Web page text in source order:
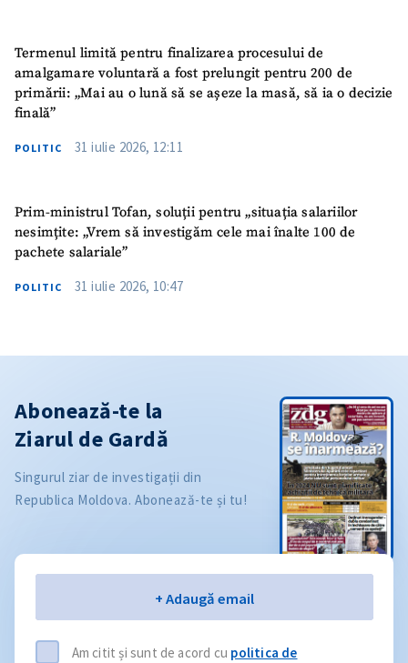
Termenul limită pentru finalizarea procesului de
amalgamare voluntară a fost prelungit pentru 200 de
primării: „Mai au o lună să se așeze la masă, să ia o decizie
finală”
POLITIC 31 iulie 2026, 12:11
Prim-ministrul Tofan, soluții pentru „situația salariilor
nesimțite: „Vrem să investigăm cele mai înalte 100 de
pachete salariale”
POLITIC 31 iulie 2026, 10:47
Abonează-te la
Ziarul de Gardă
Singurul ziar de investigații din
Republica Moldova. Abonează-te și tu!
+ Adaugă email
Am citit și sunt de acord cu politica de